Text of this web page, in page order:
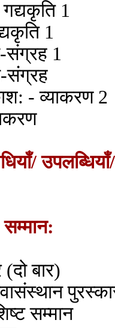
1
1
संग्रह 1
संग्रह
- व्याकरण 2
उपलब्धियाँ/
सम्मान:
बार)
सम्मान